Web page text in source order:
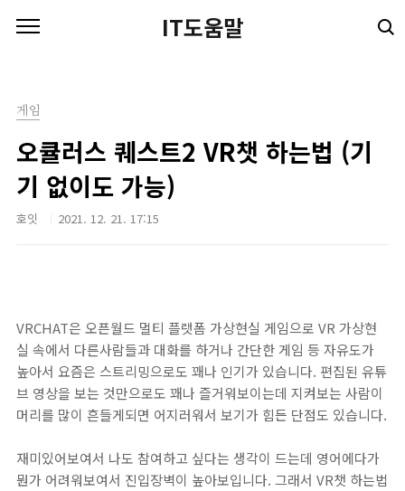
IT도움말
게임
오큘러스 퀘스트2 VR챗 하는법 (기
기 없이도 가능)
호잇 2021. 12. 21. 17:15
VRCHAT은 오픈월드 멀티 플랫폼 가상현실 게임으로 VR 가상현
실 속에서 다른사람들과 대화를 하거나 간단한 게임 등 자유도가
높아서 요즘은 스트리밍으로도 꽤나 인기가 있습니다. 편집된 유튜
브 영상을 보는 것만으로도 꽤나 즐거워보이는데 지켜보는 사람이
머리를 많이 흔들게되면 어지러워서 보기가 힘든 단점도 있습니다.
재미있어보여서 나도 참여하고 싶다는 생각이 드는데 영어에다가
뭔가 어려워보여서 진입장벽이 높아보입니다. 그래서 VR챗 하는법